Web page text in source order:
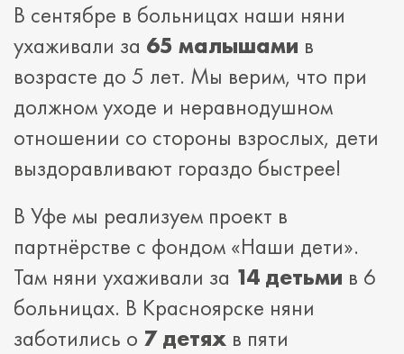
В сентябре в больницах наши няни
ухаживали за 65 малышами в
возрасте до 5 лет. Мы верим, что при
должном уходе и неравнодушном
отношении со стороны взрослых, дети
выздоравливают гораздо быстрее!
В Уфе мы реализуем проект в
партнёрстве с фондом «Наши дети».
Там няни ухаживали за 14 детьми в 6
больницах. В Красноярске няни
заботились о 7 детяхв пяти